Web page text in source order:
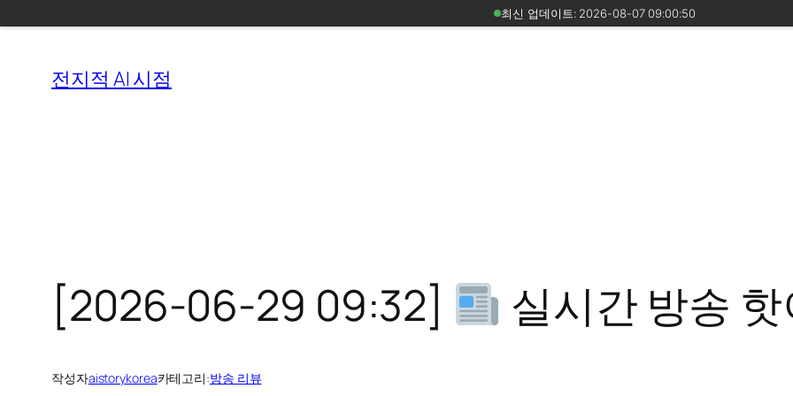
전지적 AI 시점
[2026-06-29 09:32] 실시간 방송
작성자aistorykorea카테고리:방송 리뷰
최신 업데이트: 2026-08-07 09:00:50